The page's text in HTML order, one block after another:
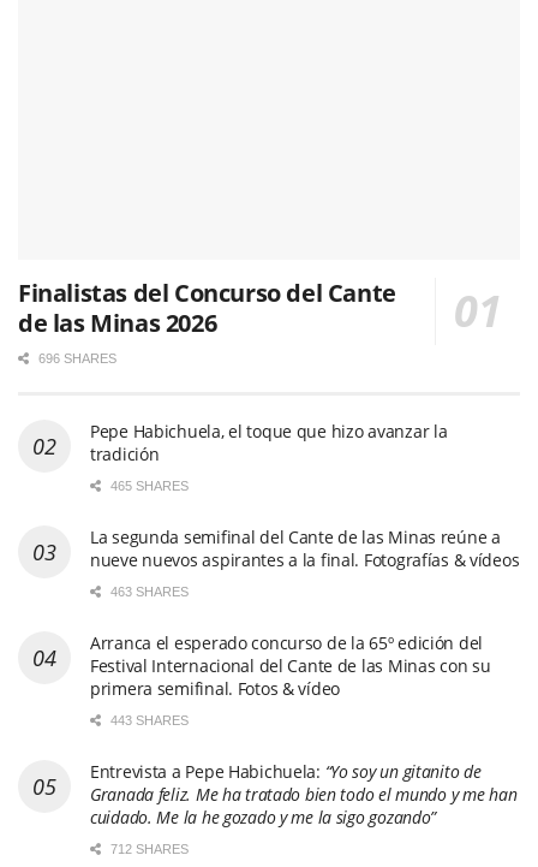
Finalistas del Concurso del Cante
de las Minas 2026
696 SHARES
Pepe Habichuela, el toque que hizo avanzar la
tradición
465 SHARES
La segunda semifinal del Cante de las Minas reúne a
nueve nuevos aspirantes a la final. Fotografías & vídeos
463 SHARES
Arranca el esperado concurso de la 65º edición del
Festival Internacional del Cante de las Minas con su
primera semifinal. Fotos & vídeo
443 SHARES
Entrevista a Pepe Habichuela: “Yo soy un gitanito de
Granada feliz. Me ha tratado bien todo el mundo y me han
cuidado. Me la he gozado y me la sigo gozando”
712 SHARES